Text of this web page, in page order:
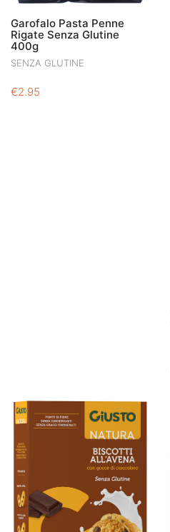
Garofalo Pasta Penne
Rigate Senza Glutine
400g
SENZA GLUTINE
€2.95